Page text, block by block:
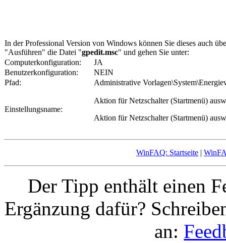
In der Professional Version von Windows können Sie dieses auch
"Ausführen" die Datei "gpedit.msc" und gehen Sie unter:
Computerkonfiguration:
JA
Benutzerkonfiguration:
NEIN
Pfad:
Administrative
Einstellungsname:
Aktion für Netzschalter (Startmenü)
Aktion für Netzschalter (Startmenü)
WinFAQ: Startseite |
Der Tipp enthält einen
Ergänzung dafür?
an: